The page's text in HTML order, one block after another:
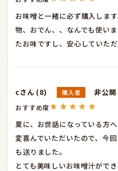
お味噌と一緒に必ず購入しま
物、おでん、、なんでも使い
たお味ですし、安心していただ
c 8 購入者 非公開
夏に、お世話になっている方
変喜んでいただいたので、今
も送りました。
とても美味しいお味噌汁がで